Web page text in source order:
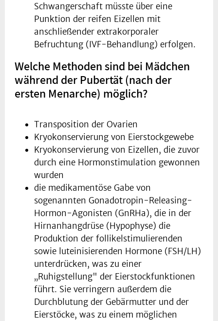
Schwangerschaft müsste über eine
Punktion der reifen Eizellen mit
anschließender extrakorporaler
Befruchtung (IVF-Behandlung) erfolgen.
Welche Methoden sind bei Mädchen
während der Pubertät (nach der
ersten Menarche) möglich?
Transposition der Ovarien
Kryokonservierung von Eierstockgewebe
Kryokonservierung von Eizellen, die zuvor
durch eine Hormonstimulation gewonnen
wurden
die medikamentöse Gabe von
sogenannten Gonadotropin-Releasing-
Hormon-Agonisten (GnRHa), die in der
Hirnanhangdrüse (Hypophyse) die
Produktion der follikelstimulierenden
sowie luteinisierenden Hormone (FSH/LH)
unterdrücken, was zu einer
„Ruhigstellung" der Eierstockfunktionen
führt. Sie verringern außerdem die
Durchblutung der Gebärmutter und der
Eierstöcke, was zu einem möglichen